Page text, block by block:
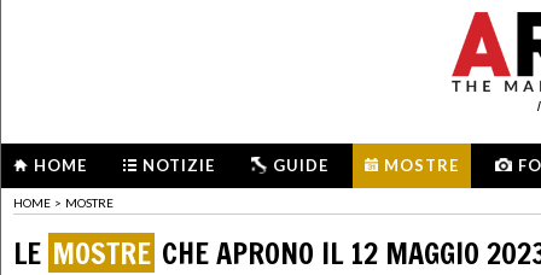
HOME NOTIZIE GUIDE MOSTRE
HOME > MOSTRE
LE MOSTRE CHE APRONO IL 12 MAGGIO